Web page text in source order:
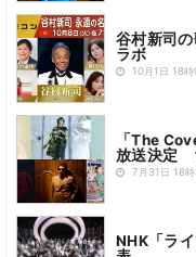
谷村新司
ラボ
10月1日 18
「The
放送決定
7月31日 18
NHK「ラ